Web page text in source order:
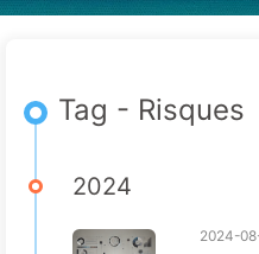
Tag - Risques
2024
2024-